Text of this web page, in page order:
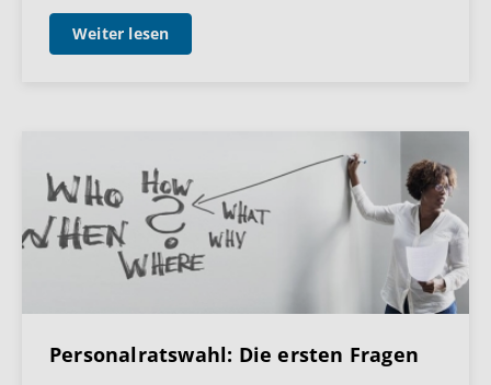
Weiter lesen
Personalratswahl: Die ersten Fragen